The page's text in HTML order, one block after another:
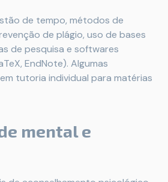
de tempo, métodos de
de plágio, uso de bases
de pesquisa e softwares
EndNote). Algumas
tutoria individual para matérias
mental e